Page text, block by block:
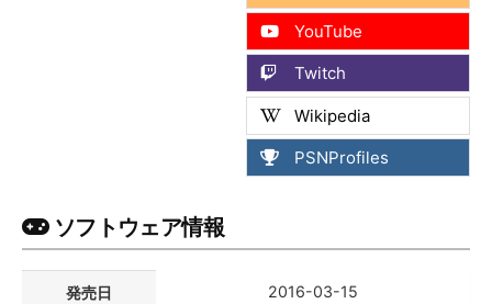
YouTube
Twitch
Wikipedia
PSNProfiles
ソフトウェア情報
発売日 2016-03-15